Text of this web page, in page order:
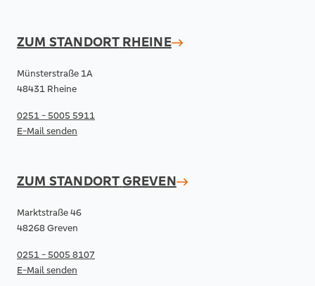
ZUM STANDORT RHEINE
Münsterstraße 1A
48431 Rheine
0251 - 5005 5911
E-Mail senden
ZUM STANDORTGREVEN
Marktstraße 46
48268 Greven
0251 - 5005 8107
E-Mail senden